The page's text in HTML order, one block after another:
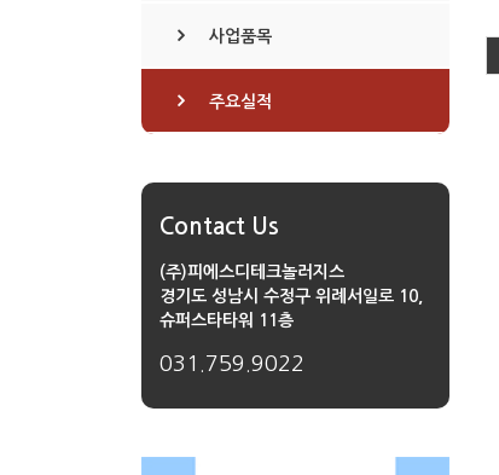
사업품목
주요실적
Contact Us
(주)피에스디테크놀러지스
경기도 성남시 수정구 위례서일로 10,
슈퍼스타타워 11층
031.759.9022